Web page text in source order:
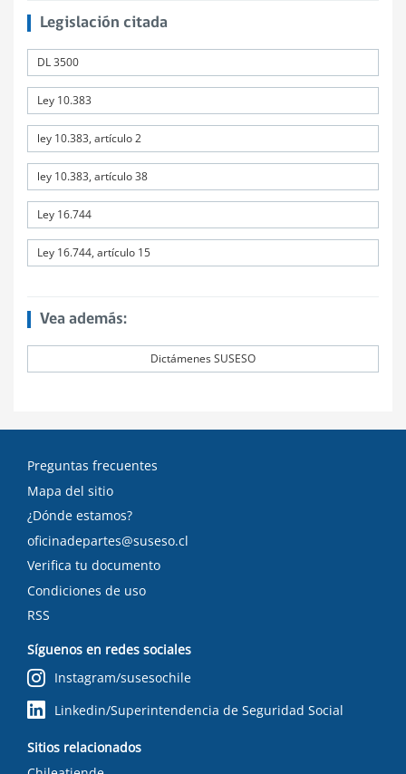
Legislación citada
DL 3500
Ley 10.383
ley 10.383, artículo 2
ley 10.383, artículo 38
Ley 16.744
Ley 16.744, artículo 15
Vea además:
Dictámenes SUSESO
Preguntas frecuentes
Mapa del sitio
¿Dónde estamos?
oficinadepartes@suseso.cl
Verifica tu documento
Condiciones de uso
RSS
Síguenos en redes sociales
Instagram/susesochile
Linkedin/Superintendencia de Seguridad Social
Sitios relacionados